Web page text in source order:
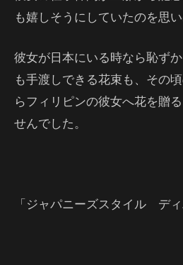
も嬉しそうにしていたのを思い
彼女が日本にいる時なら恥ず
も手渡しできる花束も、その
らフィリピンの彼女へ花を贈
せんでした。
「ジャパニーズスタイル ディ